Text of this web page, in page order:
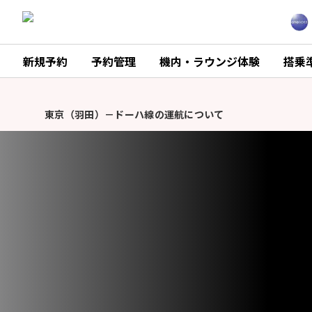
新規予約 予約管理 機内・ラウンジ体験 搭乗
お
モバイルバッテリーの機内持ち込み個数および充電に関す
モバイルバッテリーの機内持ち込み個数および充電に関